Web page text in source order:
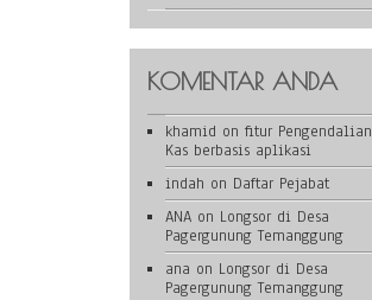
KOMENTAR ANDA
khamid on fitur Pengendalian
Kas berbasis aplikasi
indah on Daftar Pejabat
ANA on Longsor di Desa
Pagergunung Temanggung
ana on Longsor di Desa
Pagergunung Temanggung